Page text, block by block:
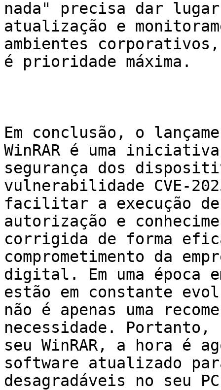
nada" precisa dar
atualização e
ambientes
é prioridade máxima.
Em conclusão, o
WinRAR é uma
segurança dos
vulnerabilidade CVE-
facilitar a execução de
autorização e
corrigida de forma
comprometimento da
digital. Em uma época
estão em constante
não é apenas uma
necessidade.
seu WinRAR, a hora é
software atualizado
desagradáveis no seu